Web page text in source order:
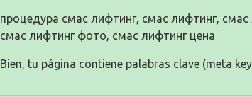
процедура смас лифтинг, смас лифтинг,
смас лифтинг фото, смас лифтинг цена
Bien, tu página contiene palabras clave (meta